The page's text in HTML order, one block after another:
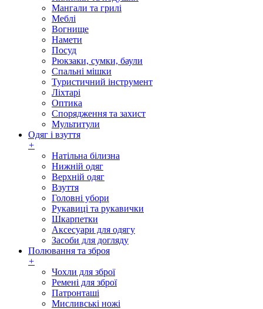
Мангали та грилі
Меблі
Вогнище
Намети
Посуд
Рюкзаки, сумки, баули
Спальні мішки
Туристичний інструмент
Ліхтарі
Оптика
Спорядження та захист
Мультитули
Одяг і взуття
+
Натільна білизна
Нижній одяг
Верхній одяг
Взуття
Головні убори
Рукавиці та рукавички
Шкарпетки
Аксесуари для одягу
Засоби для догляду
Полювання та зброя
+
Чохли для зброї
Ремені для зброї
Патронташі
Мисливські ножі